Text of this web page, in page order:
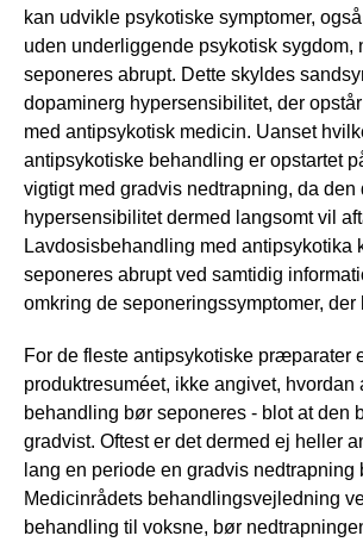
kan udvikle psykotiske symptomer,
uden underliggende psykotisk sygdom,
seponeres abrupt. Dette skyldes
dopaminerg hypersensibilitet, der
med antipsykotisk medicin. Uanset
antipsykotiske behandling er opstartet
vigtigt med gradvis nedtrapning, da den
hypersensibilitet dermed langsomt vil
Lavdosisbehandling med antipsykotika
seponeres abrupt ved samtidig
omkring de seponeringssymptomer, der
For de fleste antipsykotiske præparater
produktresuméet, ikke angivet, hvordan
behandling bør seponeres - blot at den
gradvist. Oftest er det dermed ej heller
lang en periode en gradvis nedtrapning
Medicinrådets behandlingsvejledning
behandling til voksne, bør